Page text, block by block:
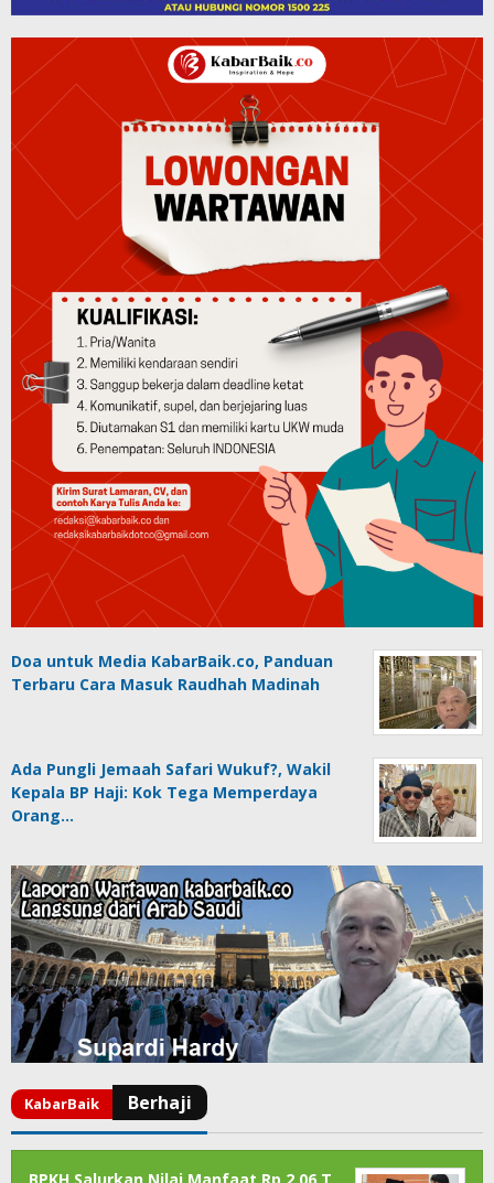
Doa untuk Media KabarBaik.co, Panduan
Terbaru Cara Masuk Raudhah Madinah
Ada Pungli Jemaah Safari Wukuf?, Wakil
Kepala BP Haji: Kok Tega Memperdaya
Orang…
BPKH Salurkan Nilai Manfaat Rp 2,06 T